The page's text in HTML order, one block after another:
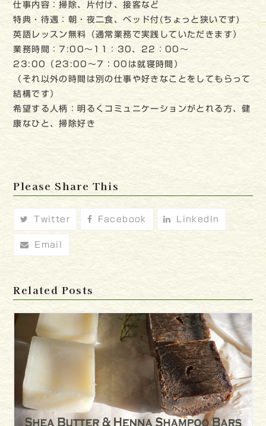
仕事内容：掃除、片付け、接客など
特典・待遇：朝・夜二食、ベッド付(ちょっと狭いです)
英語レッスン無料（通常業務で実践していただきます）
業務時間：7:00～11：30、22：00～
23:00（23:00～7：00は就寝時間）
（それ以外の時間は別の仕事や好きなことをしてもらって
結構です）
希望する人柄：明るくコミュニケーションがとれる方、健
康なひと、掃除好き
Please Share This
Twitter Facebook LinkedIn
Email
Related Posts